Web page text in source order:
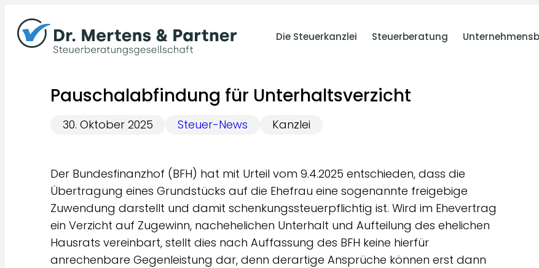
Inhalt
springen
Die Steuerkanzlei Steuerberatung
Pauschalabfindung für Unterhaltsverzicht
30. Oktober 2025 Steuer-News Kanzlei
Der Bundesfinanzhof (BFH) hat mit Urteil vom 9.4.2025 entschieden, dass die
Übertragung eines Grundstücks auf die Ehefrau eine sogenannte freigebige
Zuwendung darstellt und damit schenkungssteuerpflichtig ist. Wird im Ehevertrag
ein Verzicht auf Zugewinn, nachehelichen Unterhalt und Aufteilung des ehelichen
Hausrats vereinbart, stellt dies nach Auffassung des BFH keine hierfür
anrechenbare Gegenleistung dar, denn derartige Ansprüche können erst dann